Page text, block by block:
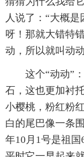
人说了：“大概
呀！那就大错特
动，所以就叫动
这个“动动”
石，这也更加衬
小樱桃，粉红粉
白的尾巴像一条
年10月1号是祖国